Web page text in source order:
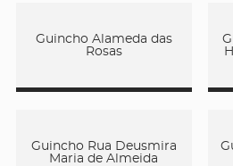
Guincho Alameda das
Rosas
Guincho Rua Deusmira
Maria de Almeida